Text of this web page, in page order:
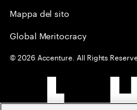
Mappa del sito
Global Meritocracy
©2026 Accenture. All Rights